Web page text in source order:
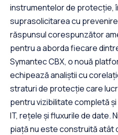
instrumentelor de protecție,
suprasolicitarea cu
răspunsul corespunzător
pentru a aborda fiecare
Symantec CBX, o nouă
echipează analiștii cu
straturi de protecție care
pentru vizibilitate completă
IT, rețele și fluxurile de date.
piață nu este construită atât